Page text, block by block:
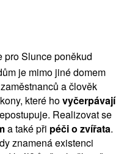
pro Slunce poněkud
je mimo jiné domem
a člověk
které hovyčerpávají
Realizovat se
a také při péči o zvířata.
znamená existenci